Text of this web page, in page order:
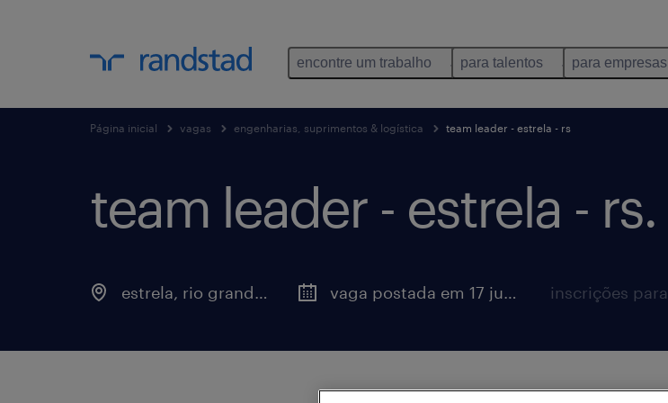
encontre um trabalho para talentos para empresas
Página inicial vagas engenharias, suprimentos & logística team leader - estrela - rs
team leader - estrela - rs.
estrela, rio grande do sul vaga postada em 17 junho 2026